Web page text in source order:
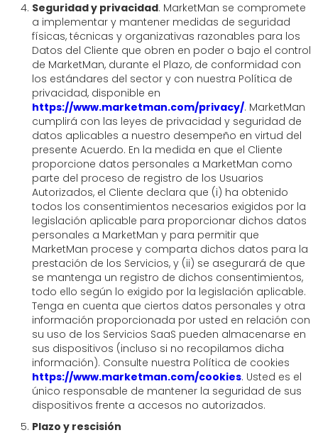
Seguridad y privacidad. MarketMan se compromete
a implementar y mantener medidas de seguridad
físicas, técnicas y organizativas razonables para los
Datos del Cliente que obren en poder o bajo el control
de MarketMan, durante el Plazo, de conformidad con
los estándares del sector y con nuestra Política de
privacidad, disponible en
https://www.marketman.com/privacy/. MarketMan
cumplirá con las leyes de privacidad y seguridad de
datos aplicables a nuestro desempeño en virtud del
presente Acuerdo. En la medida en que el Cliente
proporcione datos personales a MarketMan como
parte del proceso de registro de los Usuarios
Autorizados, el Cliente declara que (i) ha obtenido
todos los consentimientos necesarios exigidos por la
legislación aplicable para proporcionar dichos datos
personales a MarketMan y para permitir que
MarketMan procese y comparta dichos datos para la
prestación de los Servicios, y (ii) se asegurará de que
se mantenga un registro de dichos consentimientos,
todo ello según lo exigido por la legislación aplicable.
Tenga en cuenta que ciertos datos personales y otra
información proporcionada por usted en relación con
su uso de los Servicios SaaS pueden almacenarse en
sus dispositivos (incluso si no recopilamos dicha
información). Consulte nuestra Política de cookies
https://www.marketman.com/cookies. Usted es el
único responsable de mantener la seguridad de sus
dispositivos frente a accesos no autorizados.
Plazo y rescisión